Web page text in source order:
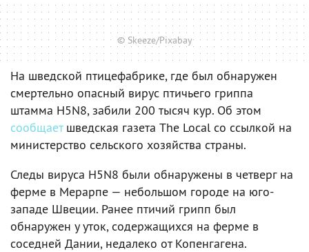
© Skeeze/Pixabay
На шведской птицефабрике, где был обнаружен
смертельно опасный вирус птичьего гриппа
штамма H5N8, забили 200 тысяч кур. Об этом
сообщаетшведская газета The Local со ссылкой на
министерство сельского хозяйства страны.
Следы вируса H5N8 были обнаружены в четверг на
ферме в Мерарпе — небольшом городе на юго-
западе Швеции. Ранее птичий грипп был
обнаружен у уток, содержащихся на ферме в
соседней Дании, недалеко от Копенгагена.